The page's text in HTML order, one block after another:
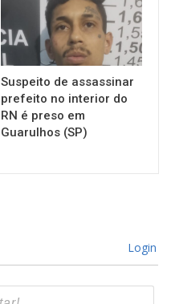
Suspeito de assassinar
prefeito no interior do
RN é preso em
Guarulhos (SP)
Login